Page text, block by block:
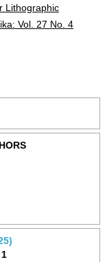
Lithographic
Vol. 27 No. 4